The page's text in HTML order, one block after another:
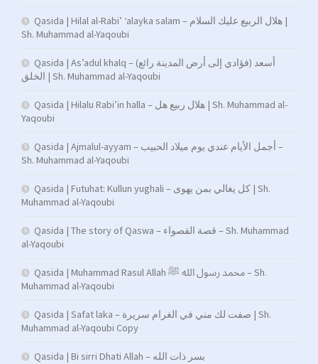
Qasida | Hilal al-Rabi’ ‘alayka salam – هلال الربيع عليك السلام |
Sh. Muhammad al-Yaqoubi
Qasida | As’adul khalq – (فؤادي إلى أرض المدينة رائع) أسعد
الخلق | Sh. Muhammad al-Yaqoubi
Qasida | Hilalu Rabi’in halla – هلال ربيع هل | Sh. Muhammad al-
Yaqoubi
Qasida | Ajmalul-ayyam – أجمل الأيام عندي يوم ميلاد الحبيب –
Sh. Muhammad al-Yaqoubi
Qasida | Futuhat: Kullun yughali – كل يغالي بمن يهوى | Sh.
Muhammad al-Yaqoubi
Qasida | The story of Qaswa – قصة القصواء – Sh. Muhammad
al-Yaqoubi
Qasida | Muhammad Rasul Allah محمد رسول الله ﷺ – Sh.
Muhammad al-Yaqoubi
Qasida | Safat laka – صفت لك مني في الغرام سريرة | Sh.
Muhammad al-Yaqoubi Copy
Qasida | Bi sirri Dhati Allah – بسر ذات الله